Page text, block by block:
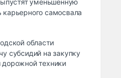
уменьшенную
самосвала
области
субсидий на закупку
техники